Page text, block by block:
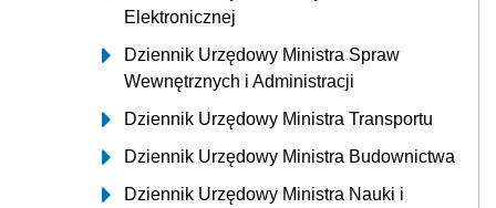
Elektronicznej
Dziennik Urzędowy Ministra Spraw
Wewnętrznych i Administracji
Dziennik Urzędowy Ministra Transportu
Dziennik Urzędowy Ministra Budownictwa
Dziennik Urzędowy Ministra Nauki i